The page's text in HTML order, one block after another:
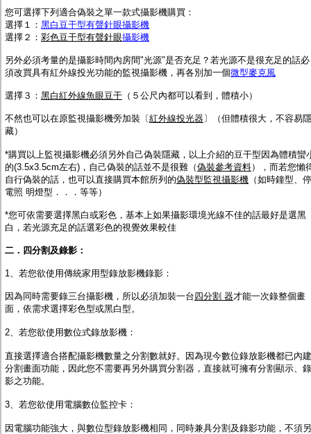
您可選擇下列適合偽裝之單一款式攝影機購買：
選擇１： 黑白豆干型有聲針眼攝影機
選擇２： 彩色豆干型有聲針眼攝影機
另外必須考量的是攝影時間內房間"光源"是否充足？若光源不是很充足的話必
須改買具有紅外線投光功能的監視攝影機，再各別加一個微型麥克風
選擇３： 黑白紅外線魚眼豆干 （５公尺內都可以看到，體積小）
不然也可以在原監視攝影機旁加裝〔紅外線投光器〕（但體積很大，不容易隱
藏）
*購買以上監視攝影機必須另外自己偽裝隱藏，以上介紹的豆干型因為體積蠻
的(3.5x3.5cm左右)，自己偽裝的話並不是很難（偽裝參考資料），而若您懶
自行偽裝的話，也可以直接購買本館所列的偽裝型監視攝影機 （如時鐘型、停
電照 明燈型．．．等等）
*您可依需要選擇黑白或彩色，基本上如果攝影環境光線不佳的話最好是選黑
白，若光源充足的話選彩色的視覺效果較佳
二．四分割及錄影：
1、若您欲使用傳統家用型錄放影機錄影 ：
因為同時需要錄三台攝影機，所以必須加裝一台四分割 器才能一次錄整個畫
面，依需求選擇彩色型或黑白型。
2、若您欲使用數位式錄放影機 ：
直接選擇適合搭配攝影機數量之分割數就好。因為現今數位錄放影機都已內建
分割畫面功能，因此您不需要再另外購買分割器，直接就可擁有分割顯示、錄
影之功能。
3、若您欲使用電腦數位監控卡 ：
因電腦功能強大，與數位型錄放影機相同，同時兼具分割及錄影功能，不須另